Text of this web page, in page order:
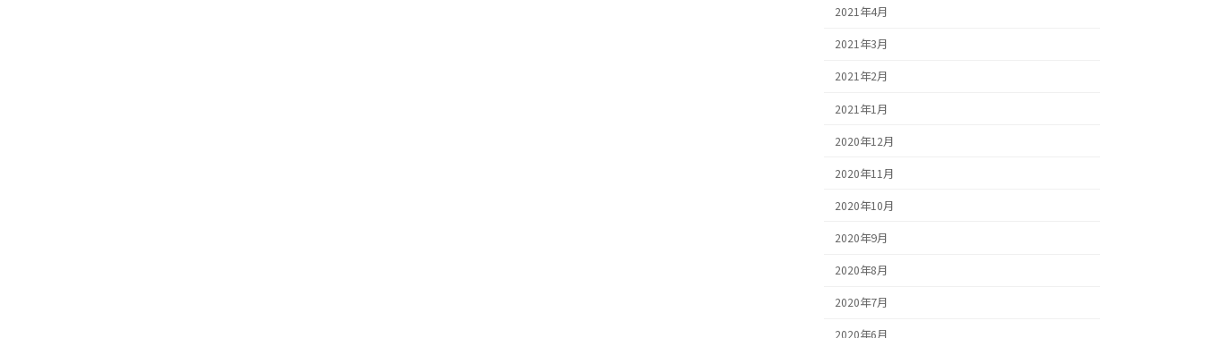
2021年4月
2021年3月
2021年2月
2021年1月
2020年12月
2020年11月
2020年10月
2020年9月
2020年8月
2020年7月
2020年6月